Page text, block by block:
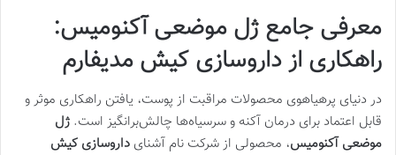
معرفی جامع ژل موضعی آکنومیس:
راهکاری از داروسازی کیش مدیفارم
در دنیای پرهیاهوی محصولات مراقبت از پوست، یافتن راهکاری موثر و
قابل اعتماد برای درمان آکنه و سرسیاه‌ها چالش‌برانگیز است. ژل
موضعی آکنومیس، محصولی از شرکت نام آشنای داروسازی کیش